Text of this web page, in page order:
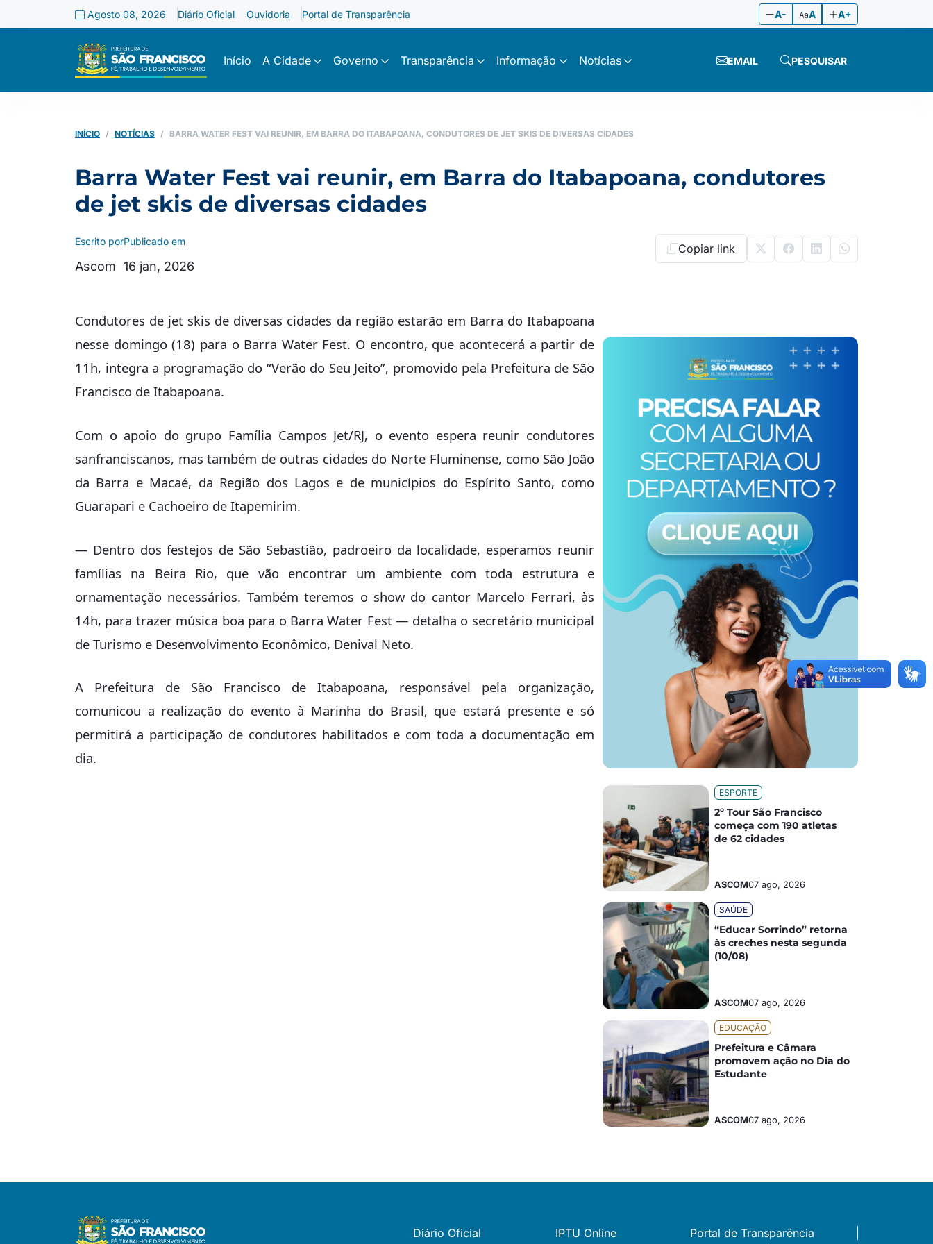
Agosto 08, 2026 Diário Oficial Ouvidoria Portal de Transparência A- A A+
Início A Cidade Governo Transparência Informação Notícias EMAIL PESQUISAR
INÍCIO NOTÍCIAS BARRA WATER FEST VAI REUNIR, EM BARRA DO ITABAPOANA, CONDUTORES DE JET SKIS DE DIVERSAS CIDADES
Barra Water Fest vai reunir, em Barra do Itabapoana, condutores
de jet skis de diversas cidades
Escrito por
Ascom
Publicado em
16 jan, 2026
Copiar link
Condutores de jet skis de diversas cidades da região estarão em Barra do Itabapoana
nesse domingo (18) para o Barra Water Fest. O encontro, que acontecerá a partir de
11h, integra a programação do “Verão do Seu Jeito”, promovido pela Prefeitura de São
Francisco de Itabapoana.
Com o apoio do grupo Família Campos Jet/RJ, o evento espera reunir condutores
sanfranciscanos, mas também de outras cidades do Norte Fluminense, como São João
da Barra e Macaé, da Região dos Lagos e de municípios do Espírito Santo, como
Guarapari e Cachoeiro de Itapemirim.
— Dentro dos festejos de São Sebastião, padroeiro da localidade, esperamos reunir
famílias na Beira Rio, que vão encontrar um ambiente com toda estrutura e
ornamentação necessários. Também teremos o show do cantor Marcelo Ferrari, às
14h, para trazer música boa para o Barra Water Fest — detalha o secretário municipal
de Turismo e Desenvolvimento Econômico, Denival Neto.
A Prefeitura de São Francisco de Itabapoana, responsável pela organização,
comunicou a realização do evento à Marinha do Brasil, que estará presente e só
permitirá a participação de condutores habilitados e com toda a documentação em
dia.
ESPORTE
2º Tour São Francisco
começa com 190 atletas
de 62 cidades
ASCOM07 ago, 2026
SAÚDE
“Educar Sorrindo” retorna
às creches nesta segunda
(10/08)
ASCOM07 ago, 2026
EDUCAÇÃO
Prefeitura e Câmara
promovem ação no Dia do
Estudante
ASCOM07 ago, 2026
Diário Oficial IPTU Online Portal de Transparência